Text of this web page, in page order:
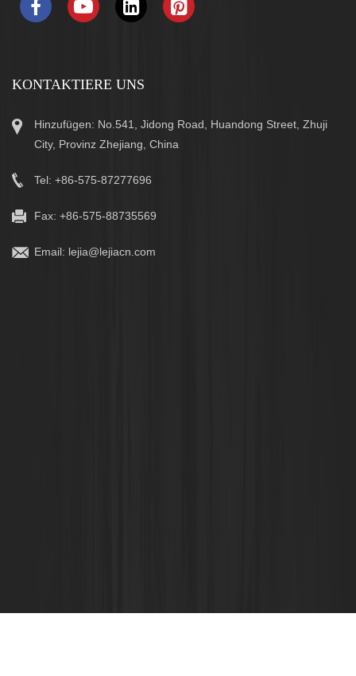
KONTAKTIERE UNS
Hinzufügen: No.541, Jidong Road, Huandong Street, Zhuji
City, Provinz Zhejiang, China
Tel: +86-575-87277696
Fax: +86-575-88735569
Email: lejia@lejiacn.com